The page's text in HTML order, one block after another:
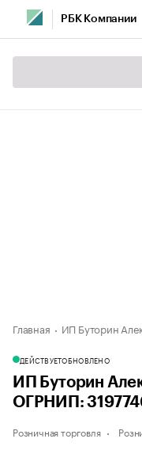
РБК Компании
Главная ИП Буторин
ДЕЙСТВУЕТОБНОВЛЕНО
ИП Буторин
ОГРНИП:
Розничная торговля